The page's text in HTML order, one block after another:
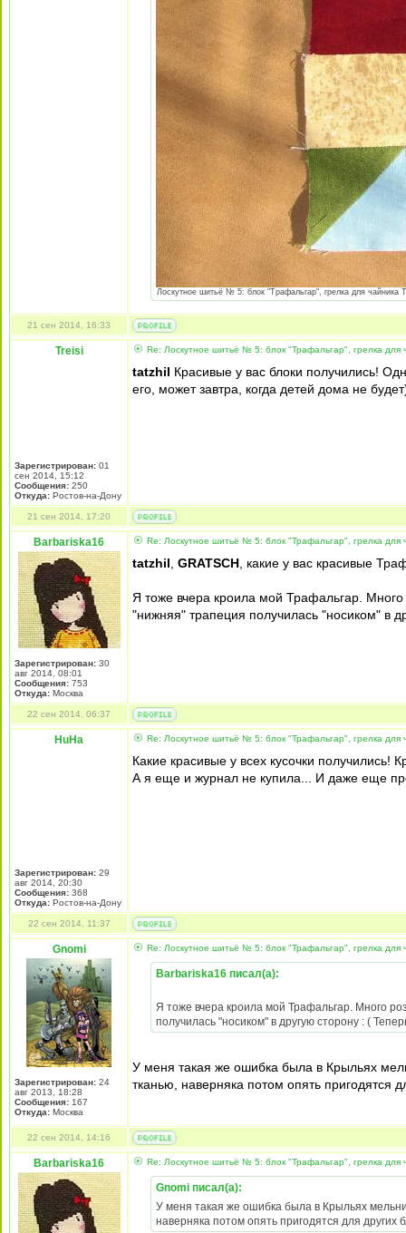
Лоскутное шитьё № 5: блок "Трафальгар", грелка для чайника
21 сен 2014, 16:33
Treisi
Зарегистрирован: 01
сен 2014, 15:12
Сообщения: 250
Откуда: Ростов-на-Дону
Re: Лоскутное шитьё № 5: блок "Трафальгар", грелка для
tatzhil Красивые у вас блоки получились!
его, может завтра, когда детей дома не
21 сен 2014, 17:20
Barbariska16
Зарегистрирован: 30
авг 2014, 08:01
Сообщения: 753
Откуда: Москва
Re: Лоскутное шитьё № 5: блок "Трафальгар", грелка для
tatzhil GRATSCH , какие у вас красивые
Я тоже вчера кроила мой Трафальгар.
"нижняя" трапеция получилась "носиком" в
22 сен 2014, 06:37
HuHa
Зарегистрирован: 29
авг 2014, 20:30
Сообщения: 368
Откуда: Ростов-на-Дону
Re: Лоскутное шитьё № 5: блок "Трафальгар", грелка для
Какие красивые у всех кусочки получились!
А я еще и журнал не купила... И даже еще
22 сен 2014, 11:37
Gnomi
Зарегистрирован: 24
авг 2013, 18:28
Сообщения: 167
Откуда: Москва
Re: Лоскутное шитьё № 5: блок "Трафальгар", грелка для
Barbariska16 писал(а):
Я тоже вчера кроила мой Трафальгар. Много
получилась "носиком" в другую сторону : (
У меня такая же ошибка была в Крыльях
тканью, наверняка потом опять пригодятся
22 сен 2014, 14:16
Barbariska16 Re: Лоскутное шитьё № 5: блок "Трафальгар", грелка для
Gnomi писал(а):
У меня такая же ошибка была в Крыльях
наверняка потом опять пригодятся для других